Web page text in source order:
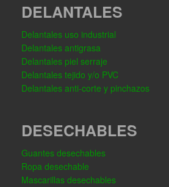
DELANTALES
Delantales uso industrial
Delantales antigrasa
Delantales piel serraje
Delantales tejido y/o PVC
Delantales anti-corte y pinchazos
DESECHABLES
Guantes desechables
Ropa desechable
Mascarillas desechables